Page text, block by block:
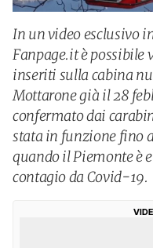
In un video esclusivo
Fanpage.it è possibile
inseriti sulla cabina
Mottarone già il 28
confermato dai
stata in funzione fino
quando il Piemonte è
contagio da Covid-19.